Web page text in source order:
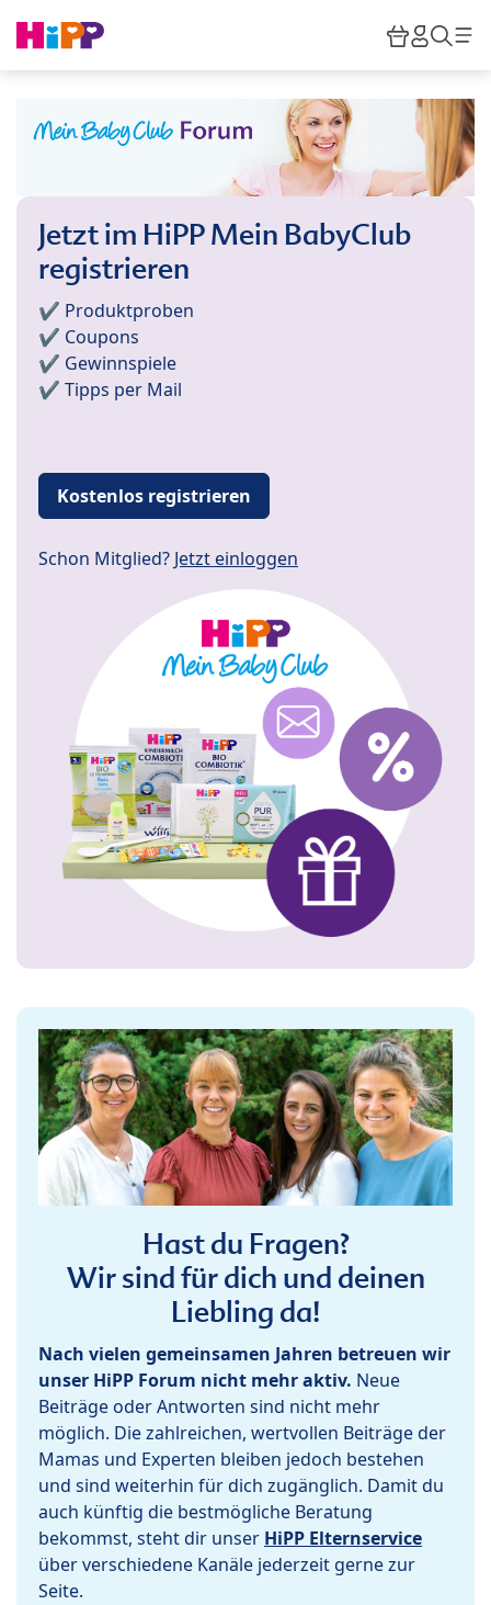
HiPP
Jetzt im HiPP Mein BabyClub
registrieren
✔️ Produktproben
✔️ Coupons
✔️ Gewinnspiele
✔️ Tipps per Mail
Kostenlos registrieren
Schon Mitglied? Jetzt einloggen
Hast du Fragen?
Wir sind für dich und deinen
Liebling da!
Nach vielen gemeinsamen Jahren betreuen wir
unser HiPP Forum nicht mehr aktiv. Neue
Beiträge oder Antworten sind nicht mehr
möglich. Die zahlreichen, wertvollen Beiträge der
Mamas und Experten bleiben jedoch bestehen
und sind weiterhin für dich zugänglich. Damit du
auch künftig die bestmögliche Beratung
bekommst, steht dir unser HiPP Elternservice
über verschiedene Kanäle jederzeit gerne zur
Seite.